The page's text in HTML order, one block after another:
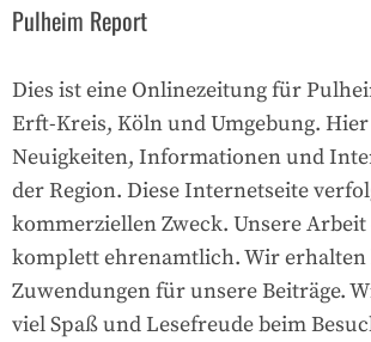
Pulheim Report
Dies ist eine Onlinezeitung für
Erft-Kreis, Köln und Umgebung. Hier
Neuigkeiten, Informationen und
der Region. Diese Internetseite
kommerziellen Zweck. Unsere
komplett ehrenamtlich. Wir
Zuwendungen für unsere Beiträge.
viel Spaß und Lesefreude beim